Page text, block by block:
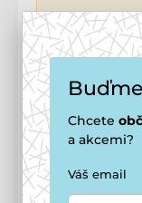
Doprava
Chcete
a akcemi?
Váš email